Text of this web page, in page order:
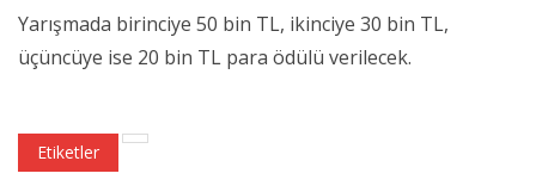
Yarışmada birinciye 50 bin TL, ikinciye 30 bin TL,
üçüncüye ise 20 bin TL para ödülü verilecek.
Etiketler